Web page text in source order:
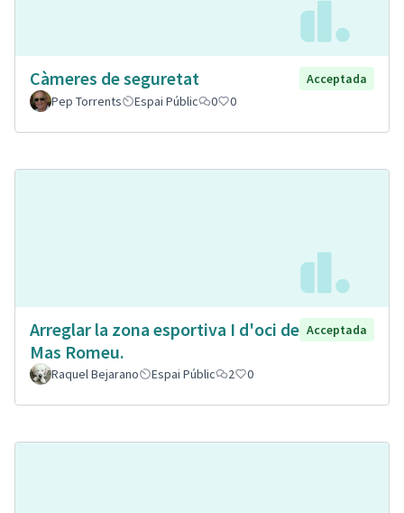
Càmeres de seguretat
Acceptada
Pep Torrents
Espai Públic 0 0
Arreglar la zona esportiva I d'oci de
Mas Romeu.
Acceptada
Raquel Bejarano Espai Públic 2 0